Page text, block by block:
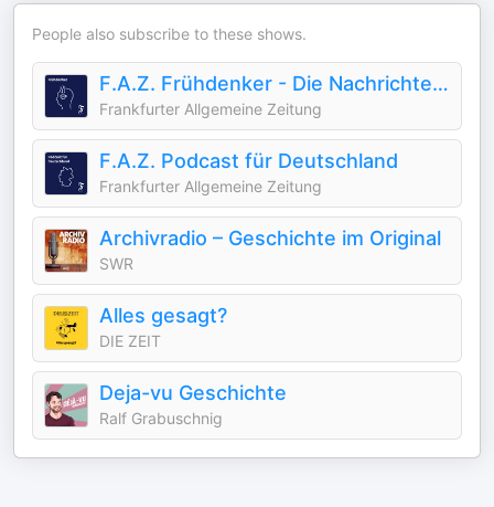
People also subscribe to these shows.
F.A.Z. Frühdenker - Die Nachrichten am Morgen
Frankfurter Allgemeine Zeitung
F.A.Z. Podcast für Deutschland
Frankfurter Allgemeine Zeitung
Archivradio – Geschichte im Original
SWR
Alles gesagt?
DIE ZEIT
Deja-vu Geschichte
Ralf Grabuschnig